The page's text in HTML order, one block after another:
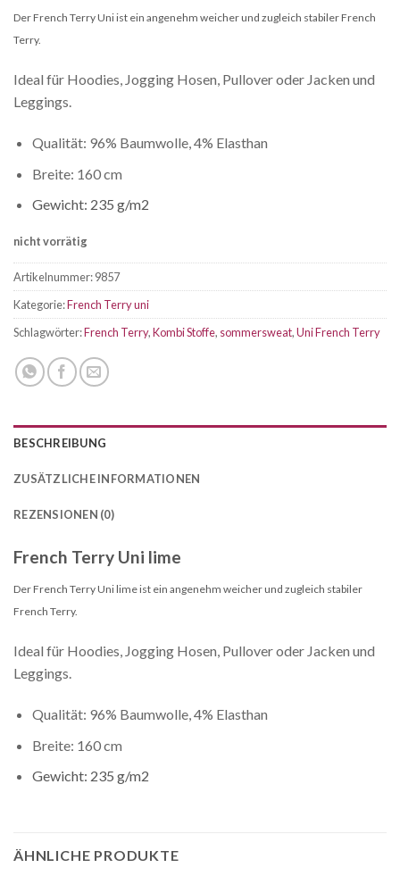
Der French Terry Uni ist ein angenehm weicher und zugleich stabiler French
Terry.
Ideal für Hoodies, Jogging Hosen, Pullover oder Jacken und
Leggings.
Qualität: 96% Baumwolle, 4% Elasthan
Breite: 160 cm
Gewicht: 235 g/m2
nicht vorrätig
Artikelnummer:9857
Kategorie:French Terry uni
Schlagwörter:French Terry,Kombi Stoffe, sommersweat,Uni French Terry
BESCHREIBUNG
ZUSÄTZLICHE INFORMATIONEN
REZENSIONEN (0)
French Terry Uni lime
Der French Terry Uni lime ist ein angenehm weicher und zugleich stabiler
French Terry.
Ideal für Hoodies, Jogging Hosen, Pullover oder Jacken und
Leggings.
Qualität: 96% Baumwolle, 4% Elasthan
Breite: 160 cm
Gewicht: 235 g/m2
ÄHNLICHE PRODUKTE